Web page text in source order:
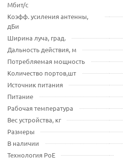
Мбит/с
Коэфф. усиления антенны,
дБи
Ширина луча, град.
Дальность действия, м
Потребляемая мощность
Количество портов,шт
Источник питания
Питание
Рабочая температура
Вес устройства, кг
Размеры
В наличии
Технология PoE